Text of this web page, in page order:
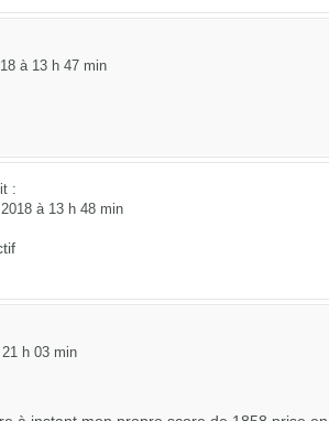
à 13 h 47 min
:
à 13 h 48 min
h 03 min